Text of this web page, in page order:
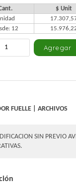
$ Unit
12
FUELLE| ARCHIVOS
SIN PREVIO